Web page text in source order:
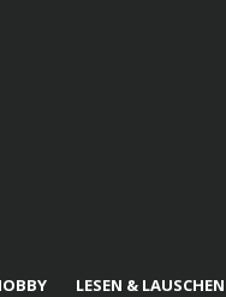
LESEN & LAUSCHEN